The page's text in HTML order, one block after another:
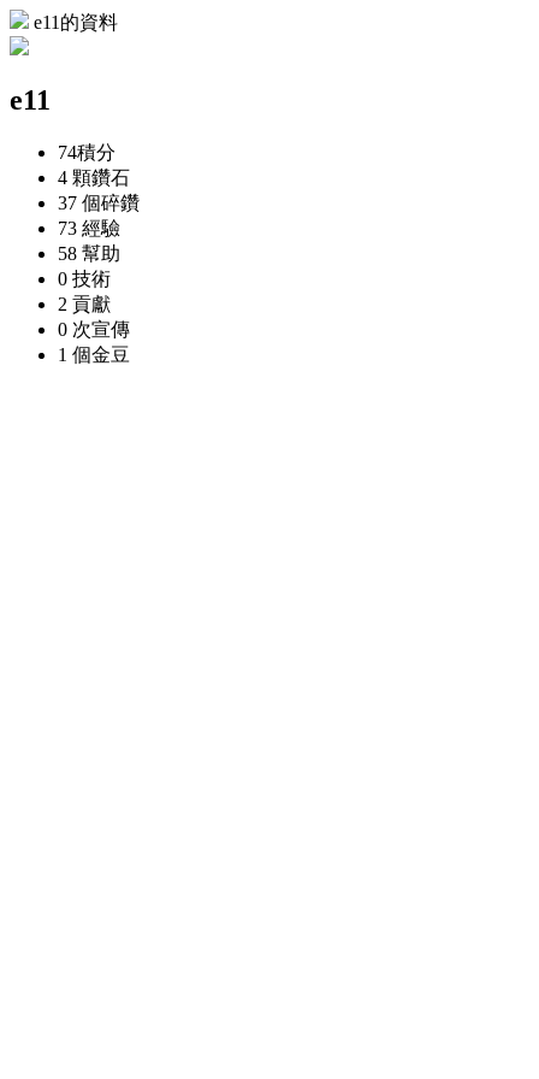
e11的資料
e11
74積分
4 顆鑽石
37 個碎鑽
73 經驗
58 幫助
0 技術
2 貢獻
0 次宣傳
1 個金豆